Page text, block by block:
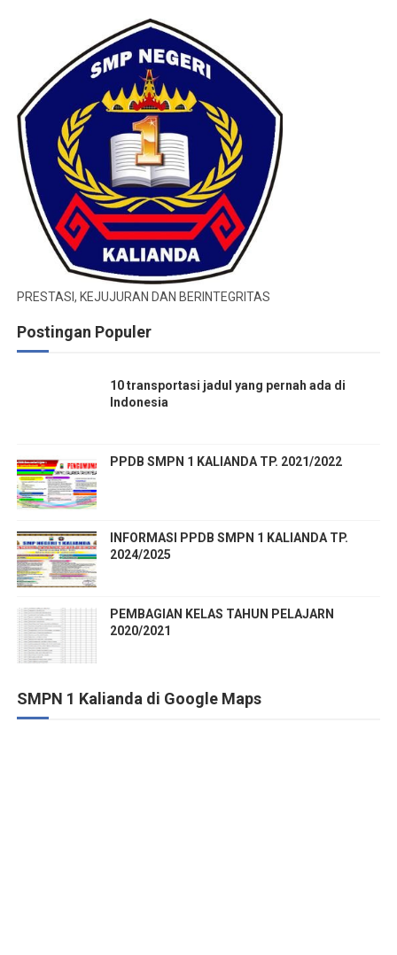
PRESTASI, KEJUJURAN DAN BERINTEGRITAS
Postingan Populer
10 transportasi jadul yang pernah ada di
Indonesia
PPDB SMPN 1 KALIANDA TP. 2021/2022
INFORMASI PPDB SMPN 1 KALIANDA TP.
2024/2025
PEMBAGIAN KELAS TAHUN PELAJARN
2020/2021
SMPN 1 Kalianda di Google Maps